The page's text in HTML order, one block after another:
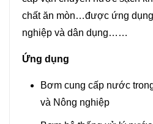
chất ăn mòn…được ứng
nghiệp và dân dụng……
Ứng dụng
Bơm cung cấp nước
và Nông nghiệp